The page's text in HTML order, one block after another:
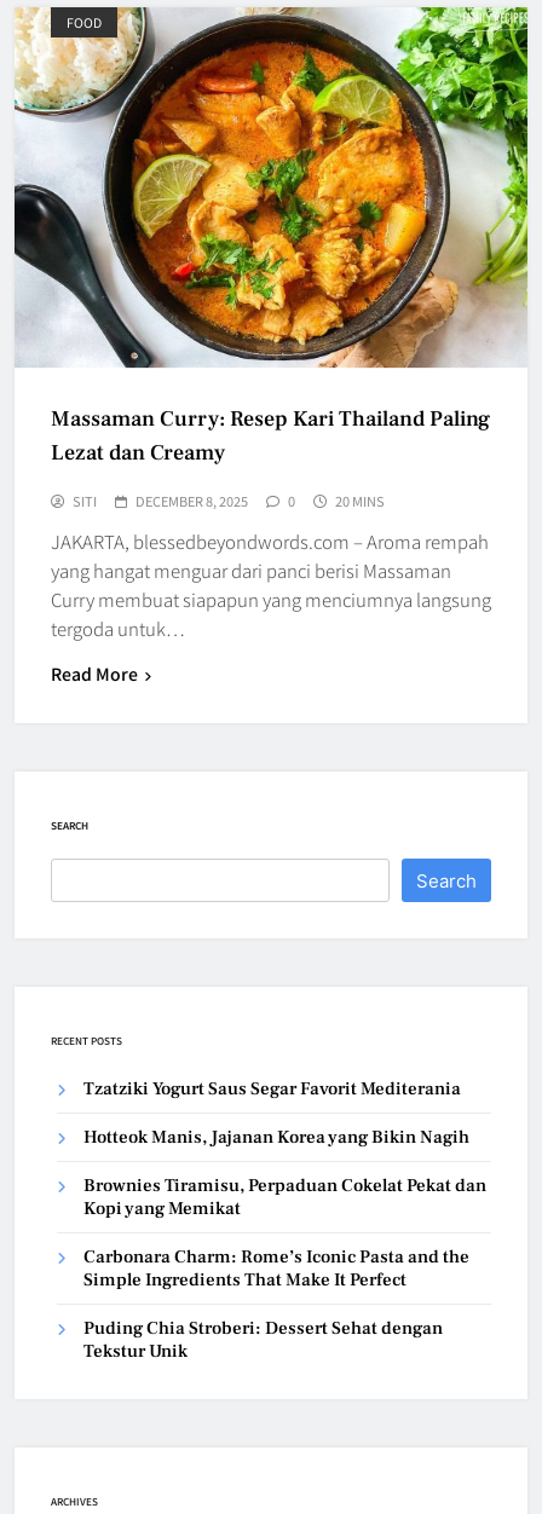
FOOD
Massaman Curry: Resep Kari Thailand Paling
Lezat dan Creamy
SITI DECEMBER 8, 2025 0 20 MINS
JAKARTA, blessedbeyondwords.com – Aroma rempah
yang hangat menguar dari panci berisi Massaman
Curry membuat siapapun yang menciumnya langsung
tergoda untuk…
Read More
SEARCH
Search
RECENT POSTS
Tzatziki Yogurt Saus Segar Favorit Mediterania
Hotteok Manis, Jajanan Korea yang Bikin Nagih
Brownies Tiramisu, Perpaduan Cokelat Pekat dan
Kopi yang Memikat
Carbonara Charm: Rome’s Iconic Pasta and the
Simple Ingredients That Make It Perfect
Puding Chia Stroberi: Dessert Sehat dengan
Tekstur Unik
ARCHIVES